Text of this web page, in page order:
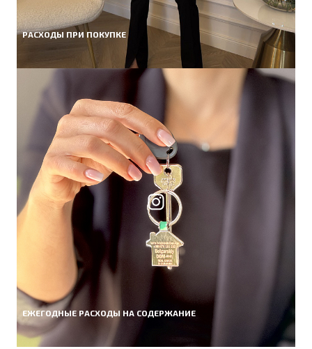
РАСХОДЫ ПРИ ПОКУПКЕ
ЕЖЕГОДНЫЕ РАСХОДЫ НА СОДЕРЖАНИЕ